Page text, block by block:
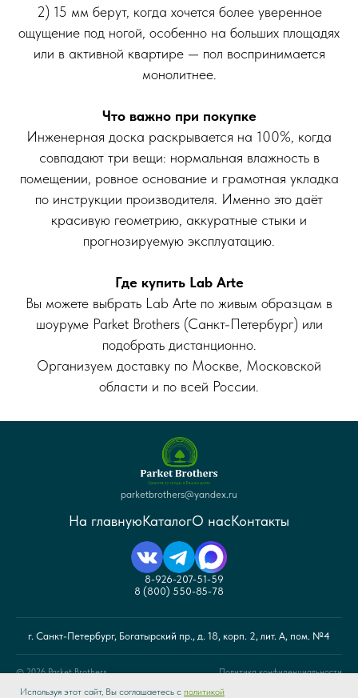
2) 15 мм берут, когда хочется более уверенное
ощущение под ногой, особенно на больших площадях
или в активной квартире — пол воспринимается
монолитнее.
Что важно при покупке
Инженерная доска раскрывается на 100%, когда
совпадают три вещи: нормальная влажность в
помещении, ровное основание и грамотная укладка
по инструкции производителя. Именно это даёт
красивую геометрию, аккуратные стыки и
прогнозируемую эксплуатацию.
Где купить Lab Arte
Вы можете выбрать Lab Arte по живым образцам в
шоуруме Parket Brothers (Санкт-Петербург) или
подобрать дистанционно.
Организуем доставку по Москве, Московской
области и по всей России.
Используя этот сайт, Вы соглашаетесь с политикой
parketbrothers@yandex.ru
На главнуюКаталогО насКонтакты
8-926-207-51-59
8 (800) 550-85-78
г. Санкт-Петербург, Богатырский пр., д. 18, корп. 2, лит. А, пом. №4
© 2026 Parket Brothers. Политика конфиденциальности